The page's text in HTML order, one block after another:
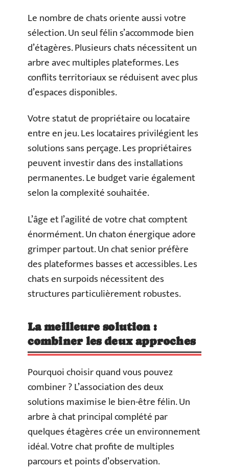
Le nombre de chats oriente aussi votre
sélection. Un seul félin s’accommode bien
d’étagères. Plusieurs chats nécessitent un
arbre avec multiples plateformes. Les
conflits territoriaux se réduisent avec plus
d’espaces disponibles.
Votre statut de propriétaire ou locataire
entre en jeu. Les locataires privilégient les
solutions sans perçage. Les propriétaires
peuvent investir dans des installations
permanentes. Le budget varie également
selon la complexité souhaitée.
L’âge et l’agilité de votre chat comptent
énormément. Un chaton énergique adore
grimper partout. Un chat senior préfère
des plateformes basses et accessibles. Les
chats en surpoids nécessitent des
structures particulièrement robustes.
La meilleure solution :
combiner les deux approches
Pourquoi choisir quand vous pouvez
combiner ? L’association des deux
solutions maximise le bien-être félin. Un
arbre à chat principal complété par
quelques étagères crée un environnement
idéal. Votre chat profite de multiples
parcours et points d’observation.